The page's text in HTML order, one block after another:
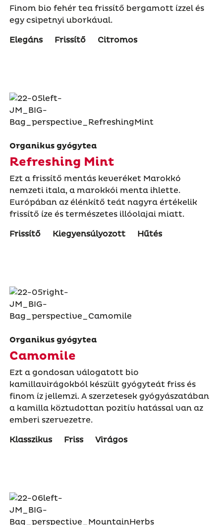
Finom bio fehér tea frissítő bergamott ízzel és
egy csipetnyi uborkával.
Elegáns
Frissítő Citromos
Organikus gyógytea
Refreshing Mint
Ezt a frissítő mentás keveréket Marokkó
nemzeti itala, a marokkói menta ihlette.
Európában az élénkítő teát nagyra értékelik
frissítő íze és természetes illóolajai miatt.
Frissítő
Kiegyensúlyozott Hűtés
Organikus gyógytea
Camomile
Ezt a gondosan válogatott bio
kamillavirágokból készült gyógyteát friss és
finom íz jellemzi. A szerzetesek gyógyászatában
a kamilla köztudottan pozitív hatással van az
emberi szervezetre.
Klasszikus
Friss Virágos